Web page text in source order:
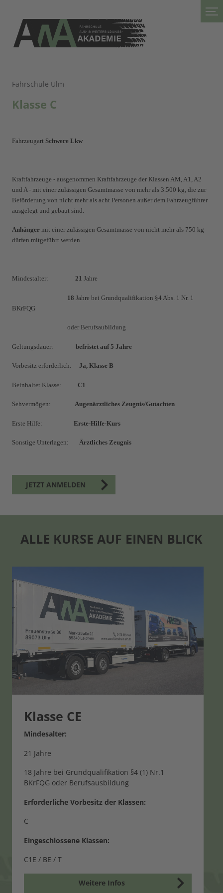
Fahrschule Ulm
Klasse C
Fahrzeugart Schwere Lkw
Kraftfahrzeuge - ausgenommen Kraftfahrzeuge der Klassen AM, A1, A2
und A - mit einer zulässigen Gesamtmasse von mehr als 3.500 kg, die zur
Beförderung von nicht mehr als acht Personen außer dem Fahrzeugführer
ausgelegt und gebaut sind.
Anhängermit einer zulässigen Gesamtmasse von nicht mehr als 750 kg
dürfen mitgeführt werden.
Mindestalter: 21 Jahre
18 Jahre bei Grundqualifikation §4 Abs. 1 Nr. 1
BKrFQG
oder Berufsaubildung
Geltungsdauer: befristet auf 5 Jahre
Vorbesitz erforderlich: Ja, Klasse B
Beinhaltet Klasse: C1
Sehvermögen: Augenärztliches Zeugnis/Gutachten
Erste Hilfe: Erste-Hilfe-Kurs
Sonstige Unterlagen: Ärztliches Zeugnis
JETZT ANMELDEN
ALLE KURSE AUF EINEN BLICK
Klasse CE
Mindesalter:
21 Jahre
18 Jahre bei Grundqualifikation §4 (1) Nr.1
BKrFQG oder Berufsausbildung
Erforderliche Vorbesitz der Klassen:
C
Eingeschlossene Klassen:
C1E / BE / T
Weitere Infos